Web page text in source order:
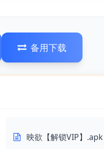
备用下载
映欲【解锁VIP】.apk